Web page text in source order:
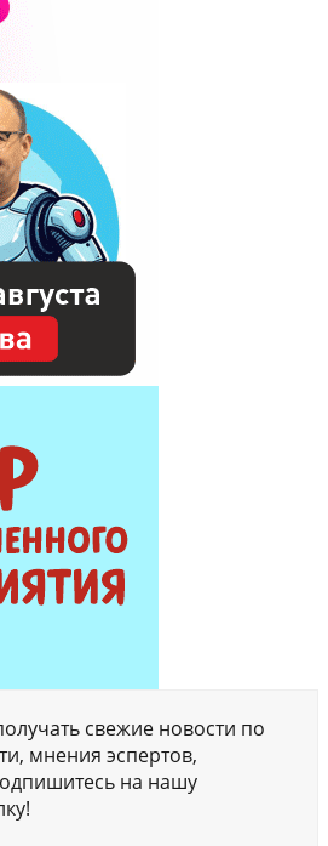
свежие новости по
мнения эспертов,
на нашу